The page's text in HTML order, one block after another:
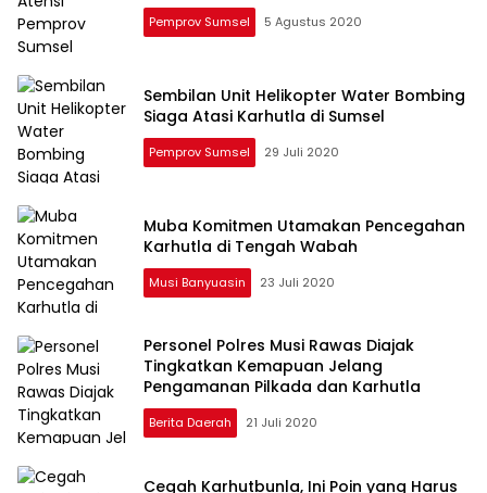
Pemprov Sumsel 5 Agustus 2020
Sembilan Unit Helikopter Water Bombing
Siaga Atasi Karhutla di Sumsel
Pemprov Sumsel 29 Juli 2020
Muba Komitmen Utamakan Pencegahan
Karhutla di Tengah Wabah
Musi Banyuasin 23 Juli 2020
Personel Polres Musi Rawas Diajak
Tingkatkan Kemapuan Jelang
Pengamanan Pilkada dan Karhutla
Berita Daerah 21 Juli 2020
Cegah Karhutbunla, Ini Poin yang Harus